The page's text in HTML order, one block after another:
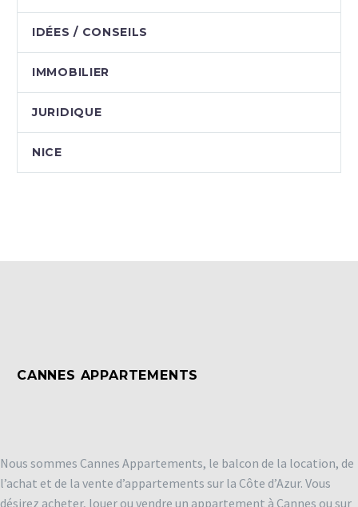
IDÉES / CONSEILS
IMMOBILIER
JURIDIQUE
NICE
CANNES APPARTEMENTS
Nous sommes Cannes Appartements, le balcon de la location, de
l’achat et de la vente d’appartements sur la Côte d’Azur. Vous
désirez acheter, louer ou vendre un appartement à Cannes ou sur